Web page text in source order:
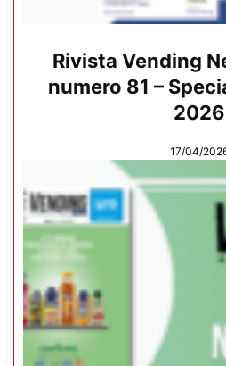
Rivista Vending
numero 81 –
2026
17/04/